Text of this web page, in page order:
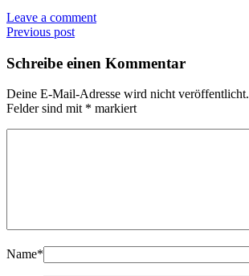
Leave a comment
Previous post
Schreibe einen Kommentar
Deine E-Mail-Adresse wird nicht veröffentlicht.
Felder sind mit * markiert
Name*